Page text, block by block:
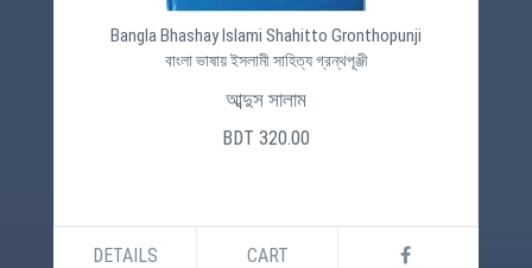
Bangla Bhashay Islami Shahitto Gronthopunji
বাংলা ভাষায় ইসলামী সাহিত্য গ্রন্থপূঞ্জী
আব্দুস সালাম
BDT 320.00
DETAILS CART